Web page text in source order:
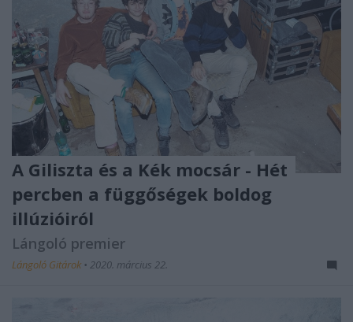
A Giliszta és a Kék mocsár - Hét
percben a függőségek boldog
illúzióiról
Lángoló premier
Lángoló Gitárok • 2020. március 22.